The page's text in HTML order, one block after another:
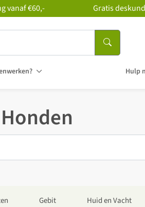
vanaf €60,- Gratis
Hulp
Honden
Gebit Huid en Vacht